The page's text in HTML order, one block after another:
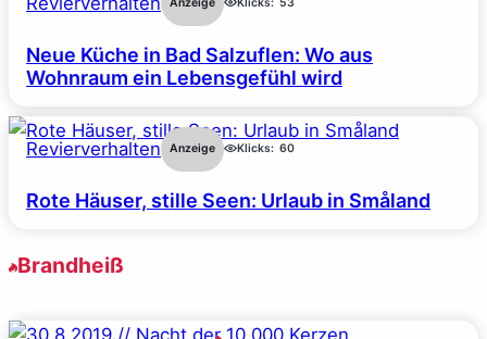
Neue Küche in Bad Salzuflen: Wo aus
Wohnraum ein Lebensgefühl wird
Revierverhalten Anzeige Klicks: 60
Rote Häuser, stille Seen: Urlaub in Småland
Brandheiß